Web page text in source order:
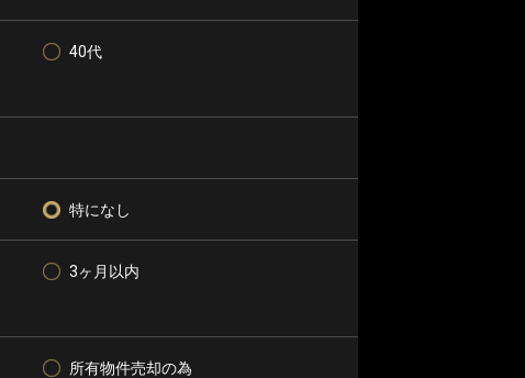
40代
特になし
3ヶ月以内
所有物件売却の為